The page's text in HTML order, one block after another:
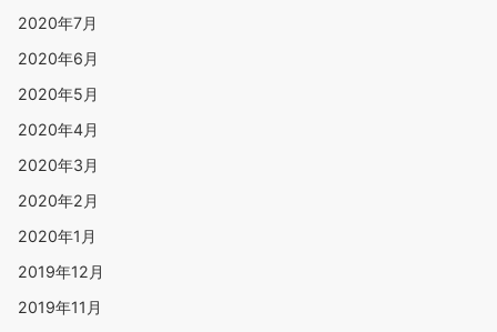
2020年7月
2020年6月
2020年5月
2020年4月
2020年3月
2020年2月
2020年1月
2019年12月
2019年11月